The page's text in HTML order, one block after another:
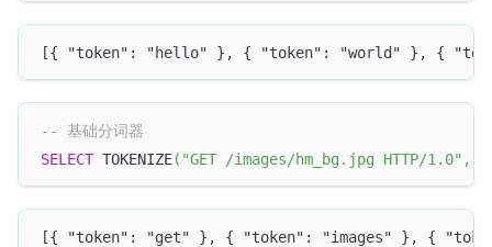
[{ "token": "hello" }, { "token": "world" }, {
-- 基础分词器
SELECT TOKENIZE( "GET /images/hm_bg.jpg HTTP/1.0" ,
[{ "token": "get" }, { "token": "images" }, {